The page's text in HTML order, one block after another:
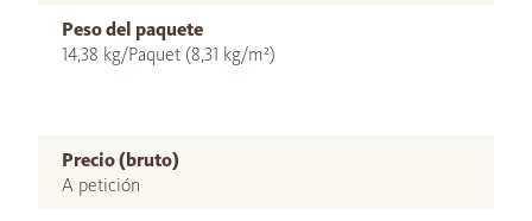
Peso del paquete
14,38 kg/Paquet (8,31 kg/m²)
Precio (bruto)
A petición